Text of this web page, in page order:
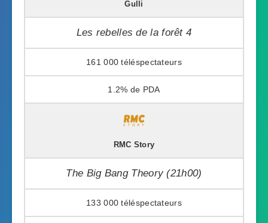
Gulli
Les rebelles de la forêt 4
161 000
1.2%
RMC Story
The Big Bang Theory (21h00)
133 000